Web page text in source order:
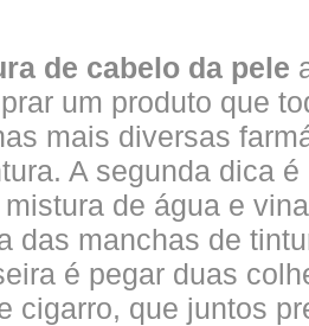
de cabelo da pele
um produto que
mais diversas
A segunda dica
de água e
das manchas de
é pegar duas
cigarro, que juntos